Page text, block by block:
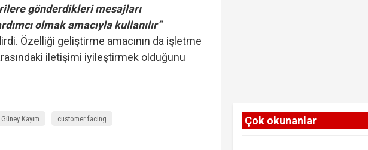
gönderdikleri mesajları
olmak amacıyla kullanılır”
Özelliği geliştirme amacının da işletme
iletişimi iyileştirmek olduğunu
Güney Kayım customer facing Çok okunanlar